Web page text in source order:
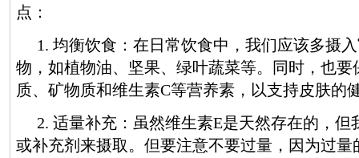
点：
1. 均衡饮食：在日常饮食中，我们应该多摄
物，如植物油、坚果、绿叶蔬菜等。同时，也要
质、矿物质和维生素C等营养素，以支持皮肤的
2. 适量补充：虽然维生素E是天然存在的，但
或补充剂来摄取。但要注意不要过量，因为过量